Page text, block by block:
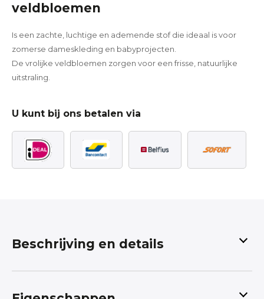
veldbloemen
Is een zachte, luchtige en ademende stof die ideaal is voor
zomerse dameskleding en babyprojecten.
De vrolijke veldbloemen zorgen voor een frisse, natuurlijke
uitstraling.
U kunt bij ons betalen via
Beschrijving en details
Dehydrofiel mousseline katoen met